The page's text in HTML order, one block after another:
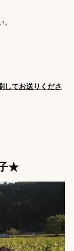
してお送りくださ
★